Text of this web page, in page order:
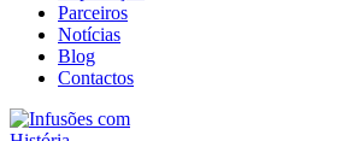
Parceiros
Notícias
Blog
Contactos